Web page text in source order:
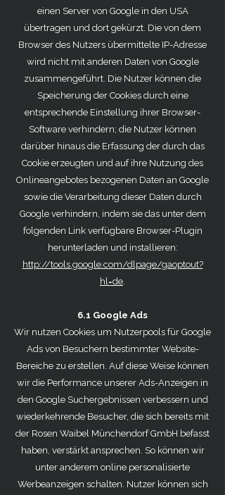
einen Server von Google in den USA
übertragen und dort gekürzt. Die von dem
Browser des Nutzers übermittelte IP-Adresse
wird nicht mit anderen Daten von Google
zusammengeführt. Die Nutzer können die
Speicherung der Cookies durch eine
entsprechende Einstellung ihrer Browser-
Software verhindern; die Nutzer können
darüber hinaus die Erfassung der durch das
Cookie erzeugten und auf ihre Nutzung des
Onlineangebotes bezogenen Daten an Google
sowie die Verarbeitung dieser Daten durch
Google verhindern, indem sie das unter dem
folgenden Link verfügbare Browser-Plugin
herunterladen und installieren:
http://tools.google.com/dlpage/gaoptout?
hl=de.
6.1 Google Ads
Wir nutzen Cookies um Nutzerpools für Google
Ads von Besuchern bestimmter Website-
Bereiche zu erstellen. Auf diese Weise können
wir die Performance unserer Ads-Anzeigen in
den Google Suchergebnissen verbessern und
wiederkehrende Besucher, die sich bereits mit
der Rosen Waibel Münchendorf GmbH befasst
haben, verstärkt ansprechen. So können wir
unter anderem online personalisierte
Werbeanzeigen schalten. Nutzer können sich